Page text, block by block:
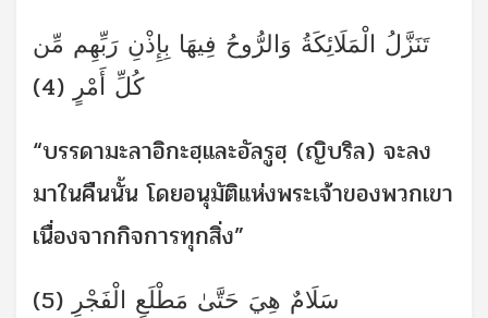
تَنَزَّلُ الْمَلَائِكَةُ وَالرُّوحُ فِيهَا بِإِذْنِ رَبِّهِم مِّن
كُلِّ أَمْرٍ (4)
“บรรดามะลาอิกะฮฺและอัลรูฮฺ (ญิบริล) จะลง
มาในคืนนั้น โดยอนุมัติแห่งพระเจ้าของพวกเขา
เนื่องจากกิจการทุกสิ่ง”
سَلَامٌ هِيَ حَتَّىٰ مَطْلَعِ الْفَجْرِ (5)